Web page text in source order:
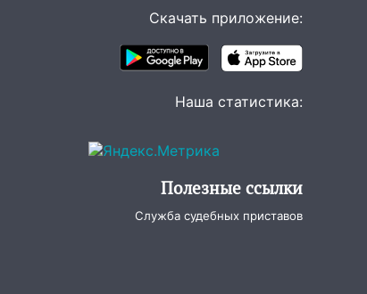
Скачать приложение:
Наша статистика:
Полезные ссылки
Служба судебных приставов